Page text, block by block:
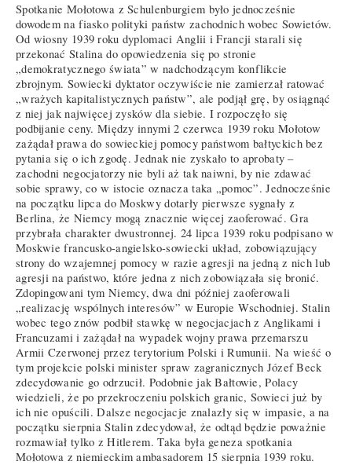
Spotkanie Mołotowa z Schulenburgiem było jednocześnie
dowodem na fiasko polityki państw zachodnich wobec Sowietów.
Od wiosny 1939 roku dyplomaci Anglii i Francji starali się
przekonać Stalina do opowiedzenia się po stronie
„demokratycznego świata” w nadchodzącym konflikcie
zbrojnym. Sowiecki dyktator oczywiście nie zamierzał ratować
„wrażych kapitalistycznych państw”, ale podjął grę, by osiągnąć
z niej jak najwięcej zysków dla siebie. I rozpoczęło się
podbijanie ceny. Między innymi 2 czerwca 1939 roku Mołotow
zażądał prawa do sowieckiej pomocy państwom bałtyckich bez
pytania się o ich zgodę. Jednak nie zyskało to aprobaty –
zachodni negocjatorzy nie byli aż tak naiwni, by nie zdawać
sobie sprawy, co w istocie oznacza taka „pomoc”. Jednocześnie
na początku lipca do Moskwy dotarły pierwsze sygnały z
Berlina, że Niemcy mogą znacznie więcej zaoferować. Gra
przybrała charakter dwustronnej. 24 lipca 1939 roku podpisano w
Moskwie francusko-angielsko-sowiecki układ, zobowiązujący
strony do wzajemnej pomocy w razie agresji na jedną z nich lub
agresji na państwo, które jedna z nich zobowiązała się bronić.
Zdopingowani tym Niemcy, dwa dni później zaoferowali
„realizację wspólnych interesów” w Europie Wschodniej. Stalin
wobec tego znów podbił stawkę w negocjacjach z Anglikami i
Francuzami i zażądał na wypadek wojny prawa przemarszu
Armii Czerwonej przez terytorium Polski i Rumunii. Na wieść o
tym projekcie polski minister spraw zagranicznych Józef Beck
zdecydowanie go odrzucił. Podobnie jak Bałtowie, Polacy
wiedzieli, że po przekroczeniu polskich granic, Sowieci już by
ich nie opuścili. Dalsze negocjacje znalazły się w impasie, a na
początku sierpnia Stalin zdecydował, że odtąd będzie poważnie
rozmawiał tylko z Hitlerem. Taka była geneza spotkania
Mołotowa z niemieckim ambasadorem 15 sierpnia 1939 roku.